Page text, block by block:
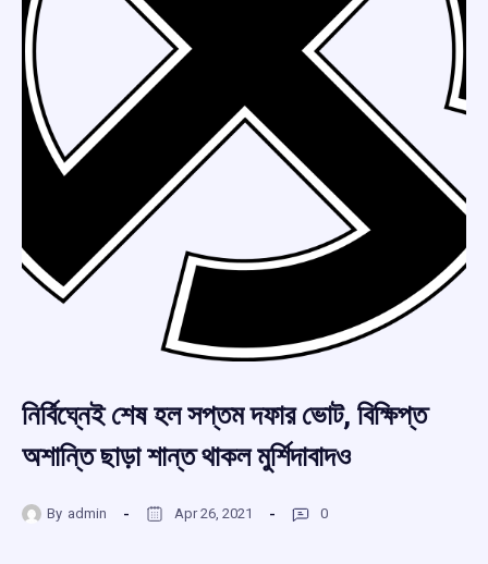
নির্বিঘ্নেই শেষ হল সপ্তম দফার ভোট, বিক্ষিপ্ত
অশান্তি ছাড়া শান্ত থাকল মুর্শিদাবাদও
By admin Apr 26, 2021 0